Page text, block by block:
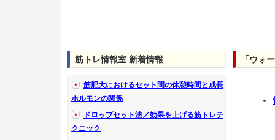
「ウォ
筋トレ情報室 新着情報
筋肥大におけるセット間の休憩時間と成長
ホルモンの関係
ドロップセット法／効果を上げる筋トレテ
クニック